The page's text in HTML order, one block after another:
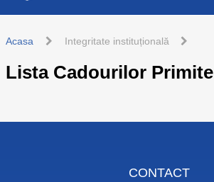
Acasa Integritate instituțională
Lista Cadourilor Primite
CONTACT